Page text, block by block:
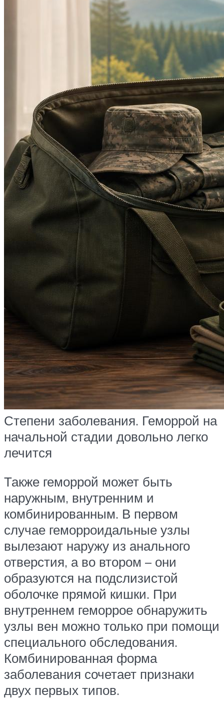
Степени заболевания. Геморрой на
начальной стадии довольно легко
лечится
Также геморрой может быть
наружным, внутренним и
комбинированным. В первом
случае геморроидальные узлы
вылезают наружу из анального
отверстия, а во втором – они
образуются на подслизистой
оболочке прямой кишки. При
внутреннем геморрое обнаружить
узлы вен можно только при помощи
специального обследования.
Комбинированная форма
заболевания сочетает признаки
двух первых типов.